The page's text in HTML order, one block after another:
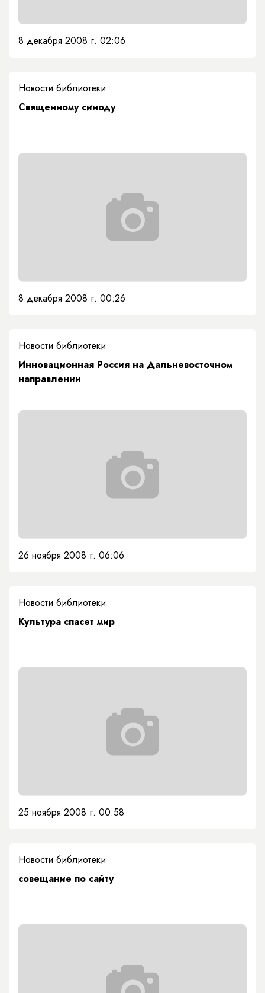
8 декабря 2008 г. 02:06
Новости библиотеки
Священному синоду
8 декабря 2008 г. 00:26
Новости библиотеки
Инновационная Россия на Дальневосточном
направлении
26 ноября 2008 г. 06:06
Новости библиотеки
Культура спасет мир
25 ноября 2008 г. 00:58
Новости библиотеки
совещание по сайту